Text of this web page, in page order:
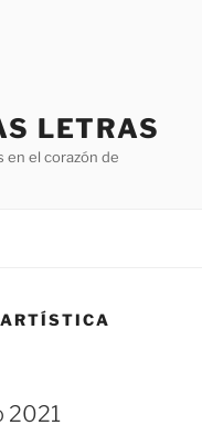
LETRAS
en el corazón de
2021